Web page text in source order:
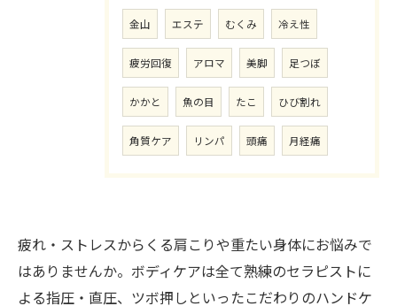
金山 エステ むくみ 冷え性
疲労回復 アロマ 美脚 足つぼ
かかと 魚の目 たこ ひび割れ
角質ケア リンパ 頭痛 月経痛
疲れ・ストレスからくる肩こりや重たい身体にお悩みで
はありませんか。ボディケアは全て熟練のセラピストに
よる指圧・直圧、ツボ押しといったこだわりのハンドケ